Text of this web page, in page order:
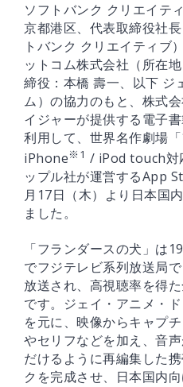
ソフトバンク クリエイテ
京都港区、代表取締役社
トバンク クリエイティブ
ットコム株式会社（所在
締役：本橋 壽一、以下 ジ
ム）の協力のもと、株式
イジャーが提供する電子
利用して、世界名作劇場
iPhone※1 / iPod touch対
ップル社が運営するApp
月17日（木）より日本国
ました。
「フランダースの犬」は
でフジテレビ系列放送局
放送され、高視聴率を得
です。ジェイ・アニメ・
を元に、映像からキャプ
やセリフなどを加え、音
だけるように再編集した
クを完成させ、日本国内